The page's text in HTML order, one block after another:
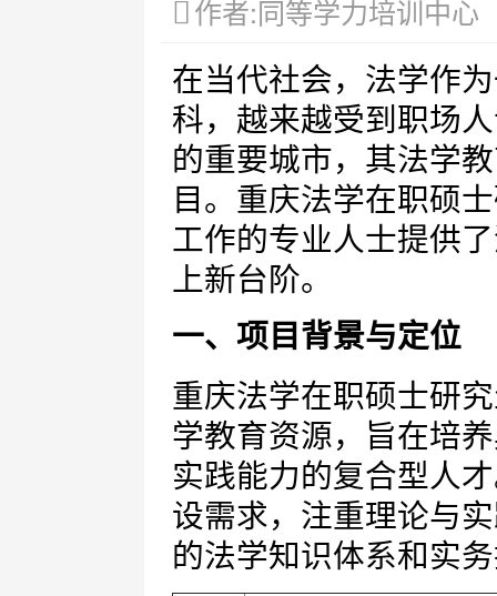
作者:同等学力培训中心
在当代社会，法学作
科，越来越受到职场
的重要城市，其法学
目。重庆法学在职硕
工作的专业人士提供
上新台阶。
一、项目背景与定位
重庆法学在职硕士研
学教育资源，旨在培
实践能力的复合型人
设需求，注重理论与
的法学知识体系和实